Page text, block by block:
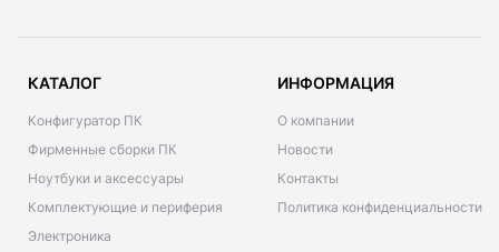
КАТАЛОГ
Конфигуратор ПК
Фирменные сборки ПК
Ноутбуки и аксессуары
Комплектующие и периферия
Электроника
ИНФОРМАЦИЯ
О компании
Новости
Контакты
Политика конфиденциальности